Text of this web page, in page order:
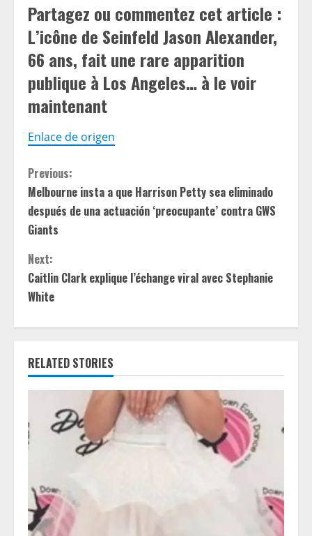
Partagez ou commentez cet article :
L’icône de Seinfeld Jason Alexander,
66 ans, fait une rare apparition
publique à Los Angeles… à le voir
maintenant
Enlace de origen
C
o
n
t
i
n
u
e
e
d
i
Previous:
Melbourne insta a que Harrison Petty sea eliminado
después de una actuación ‘preocupante’ contra GWS
Giants
Next:
Caitlin Clark explique l’échange viral avec Stephanie
White
RELATED STORIES